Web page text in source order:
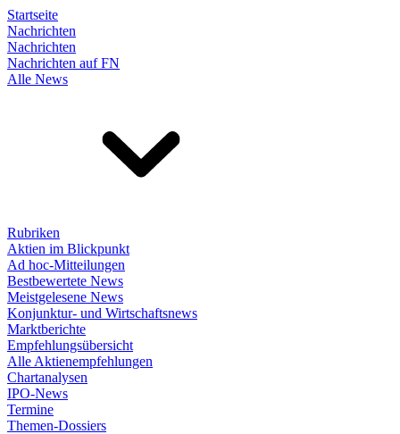
Startseite
Nachrichten
Nachrichten
Nachrichten auf FN
Alle News
Rubriken
Aktien im Blickpunkt
Ad hoc-Mitteilungen
Bestbewertete News
Meistgelesene News
Konjunktur- und Wirtschaftsnews
Marktberichte
Empfehlungsübersicht
Alle Aktienempfehlungen
Chartanalysen
IPO-News
Termine
Themen-Dossiers